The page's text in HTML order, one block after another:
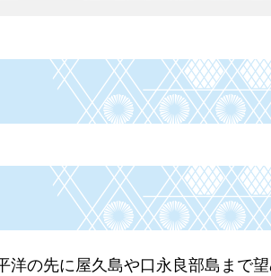
の先に屋久島や口永良部島まで